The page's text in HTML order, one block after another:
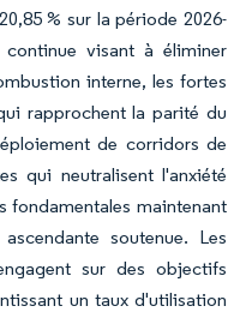
% sur la période 2026-
continue visant à éliminer
interne, les fortes
rapprochent la parité du
de corridors de
qui neutralisent l'anxiété
fondamentales maintenant
soutenue. Les
sur des objectifs
un taux d'utilisation